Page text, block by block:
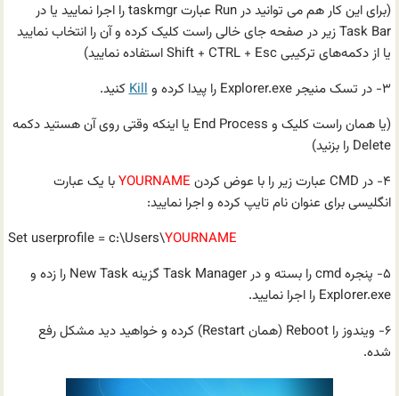
(برای این کار هم می توانید در Run عبارت taskmgr را اجرا نمایید یا در
Task Bar زیر در صفحه جای خالی راست کلیک کرده و آن را انتخاب نمایید
یا از دکمه‌های ترکیبی Shift + CTRL + Esc‌ استفاده نمایید)
۳- در تسک منیجر Explorer.exe را پیدا کرده و
Killکنید.
(یا همان راست کلیک و End Process یا اینکه وقتی روی آن هستید دکمه
Delete را بزنید)
۴- در CMD عبارت زیر را با عوض کردن
YOURNAMEبا یک عبارت
انگلیسی برای عنوان نام تایپ کرده و اجرا نمایید:
Set userprofile = c:\Users\YOURNAME
۵- پنجره cmd را بسته و در Task Manager گزینه New Task را زده و
Explorer.exe را اجرا نمایید.
۶- ویندوز را Reboot (همان Restart) کرده و خواهید دید مشکل رفع
شده.